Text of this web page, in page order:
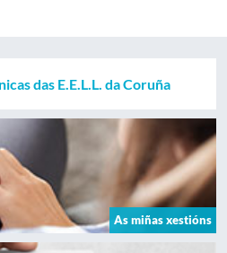
das E.E.L.L. da Coruña
As miñas xestións